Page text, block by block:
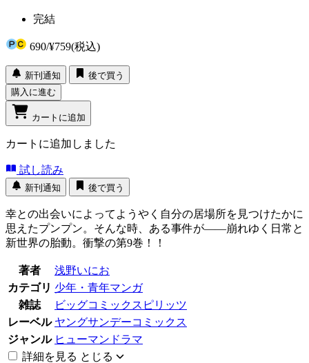
完結
690/¥759(税込)
新刊通知
後で買う
購入に進む
カートに追加
カートに追加しました
試し読み
新刊通知 後で買う
幸との出会いによってようやく自分の居場所を見つけたかに
思えたプンプン。そんな時、ある事件が――崩れゆく日常と
新世界の胎動。衝撃の第9巻！！
著者
浅野いにお
カテゴリ 少年・青年マンガ
雑誌
ビッグコミックスピリッツ
レーベル ヤングサンデーコミックス
ジャンル ヒューマンドラマ
詳細を見る とじる